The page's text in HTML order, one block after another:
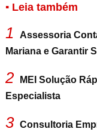
▪ Leia também
1
Assessoria
Mariana e Garantir
2
MEI Solução
Especialista
3 Consultoria